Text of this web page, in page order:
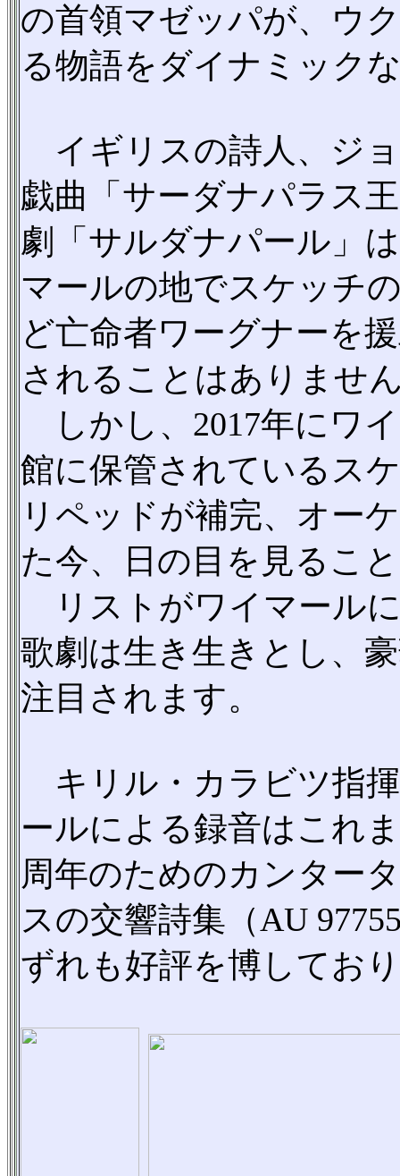
の首領マゼッパが、ウ
る物語をダイナミック
イギリスの詩人、ジ
戯曲「サーダナパラス
劇「サルダナパール」
マールの地でスケッチ
ど亡命者ワーグナーを
されることはありませ
しかし、2017年にワ
館に保管されているス
リペッドが補完、オー
た今、日の目を見るこ
リストがワイマール
歌劇は生き生きとし、
注目されます。
キリル・カラビツ指
ールによる録音はこれ
周年のためのカンター
スの交響詩集（AU
ずれも好評を博してお